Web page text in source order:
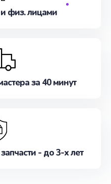
физ. лицами
за 40 минут
- до 3-х лет